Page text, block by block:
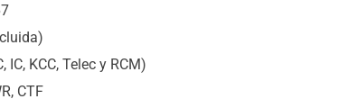
IC, KCC, Telec y RCM)
CTF